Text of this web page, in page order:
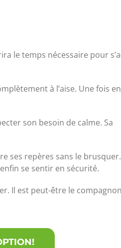
le temps nécessaire pour
à l’aise. Une fois
son besoin de calme. Sa
ses repères sans le
se sentir en sécurité.
Il est peut-être le